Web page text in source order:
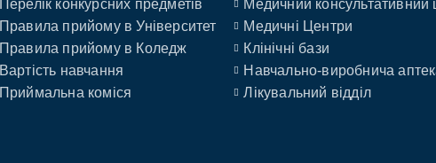
Перелік конкурсних предметів
Правила прийому в Університет
Правила прийому в Коледж
Вартість навчання
Приймальна коміся
Медичний консультативний
Медичні Центри
Клінічні бази
Навчально-виробнича
Лікувальний відділ